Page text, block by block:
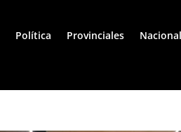
Política Provinciales